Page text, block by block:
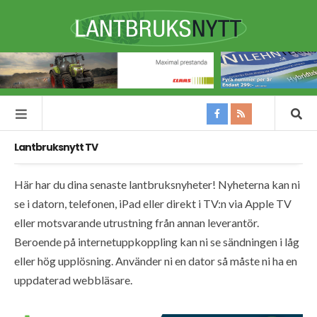
Lantbruksnytt TV
Här har du dina senaste lantbruksnyheter! Nyheterna kan ni
se i datorn, telefonen, iPad eller direkt i TV:n via Apple TV
eller motsvarande utrustning från annan leverantör.
Beroende på internetuppkoppling kan ni se sändningen i låg
eller hög upplösning. Använder ni en dator så måste ni ha en
uppdaterad webbläsare.